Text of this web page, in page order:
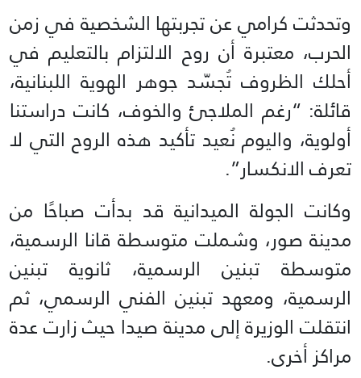
وتحدثت كرامي عن تجربتها الشخصية في زمن
الحرب، معتبرة أن روح الالتزام بالتعليم في
أحلك الظروف تُجسّد جوهر الهوية اللبنانية،
قائلة: “رغم الملاجئ والخوف، كانت دراستنا
أولوية، واليوم نُعيد تأكيد هذه الروح التي لا
تعرف الانكسار”.
وكانت الجولة الميدانية قد بدأت صباحًا من
مدينة صور، وشملت متوسطة قانا الرسمية،
متوسطة تبنين الرسمية، ثانوية تبنين
الرسمية، ومعهد تبنين الفني الرسمي، ثم
انتقلت الوزيرة إلى مدينة صيدا حيث زارت عدة
مراكز أخرى.